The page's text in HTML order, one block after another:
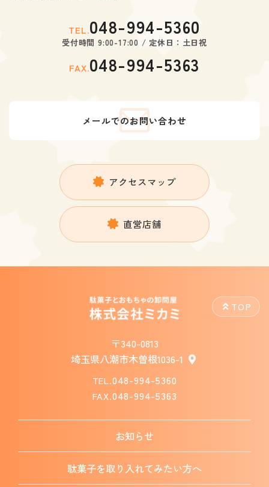
TEL.048-994-5360
受付時間 9:00-17:00 / 定休日：土日祝
FAX.048-994-5363
メールでのお問い合わせ
アクセスマップ
直営店舗
〒340-0813
埼玉県八潮市木曽根1036-1
TEL.048-994-5360
FAX.048-994-5363
お知らせ
駄菓子を取り入れてみたい方へ
TOP